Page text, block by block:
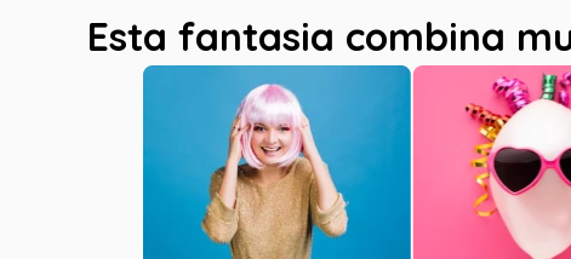
Esta fantasia combina